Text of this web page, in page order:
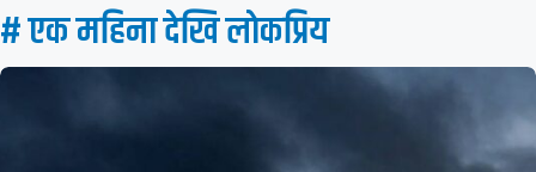
# एक महिना देखि लाेकप्रिय